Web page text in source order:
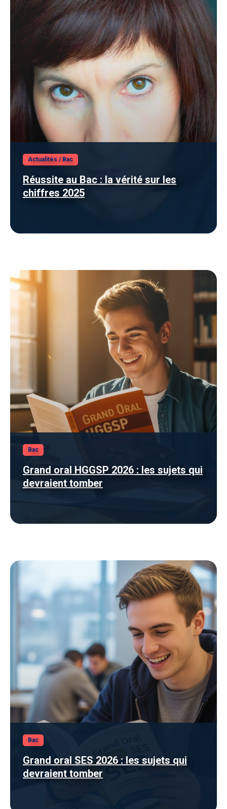
Actualités / Bac
Réussite au Bac : la vérité sur les
chiffres 2025
Bac
Grand oral HGGSP 2026 : les sujets qui
devraient tomber
Bac
Grand oral SES 2026 : les sujets qui
devraient tomber